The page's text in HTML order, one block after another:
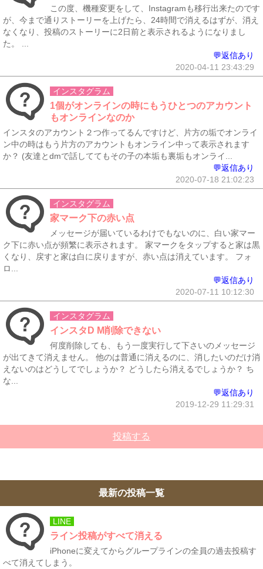
この度、機種変更をして、Instagramも移行出来たのです
が、今まで通りストーリーを上げたら、24時間で消えるはずが、消え
なくなり、投稿のストーリーに2日前と表示されるようになりまし
た。 ...
💬返信あり
2020-04-11 23:43:29
インスタグラム
1個がオンラインの時にもうひとつのアカウント
もオンラインなのか
インスタのアカウント２つ作ってるんですけど、片方の垢でオンライ
ン中の時はもう片方のアカウントもオンライン中って表示されます
か？ (友達とdmで話しててもその子の本垢も裏垢もオンライ...
💬返信あり
2020-07-18 21:02:23
インスタグラム
家マーク下の赤い点
メッセージが届いているわけでもないのに、白い家マー
ク下に赤い点が頻繁に表示されます。 家マークをタップすると家は黒
くなり、戻すと家は白に戻りますが、赤い点は消えています。 フォ
ロ...
💬返信あり
2020-07-11 10:12:30
インスタグラム
インスタD M削除できない
何度削除しても、もう一度実行して下さいのメッセージ
が出てきて消えません。 他のは普通に消えるのに、消したいのだけ消
えないのはどうしてでしょうか？ どうしたら消えるでしょうか？ ち
な...
💬返信あり
2019-12-29 11:29:31
投稿する
最新の投稿一覧
LINE
ライン投稿がすべて消える
iPhoneに変えてからグループラインの全員の過去投稿す
べて消えてしまう。